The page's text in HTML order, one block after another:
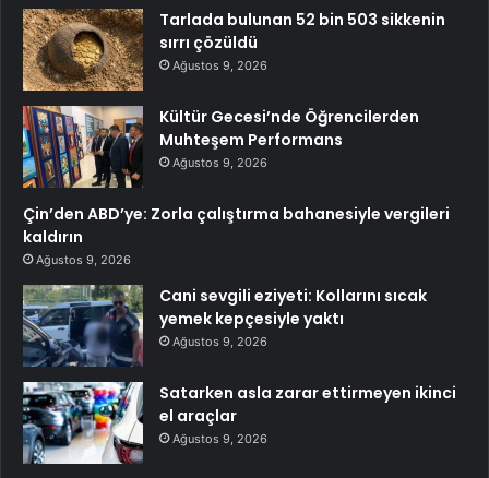
Tarlada bulunan 52 bin 503 sikkenin
sırrı çözüldü
Ağustos 9, 2026
Kültür Gecesi’nde Öğrencilerden
Muhteşem Performans
Ağustos 9, 2026
Çin’den ABD’ye: Zorla çalıştırma bahanesiyle vergileri
kaldırın
Ağustos 9, 2026
Cani sevgili eziyeti: Kollarını sıcak
yemek kepçesiyle yaktı
Ağustos 9, 2026
Satarken asla zarar ettirmeyen ikinci
el araçlar
Ağustos 9, 2026